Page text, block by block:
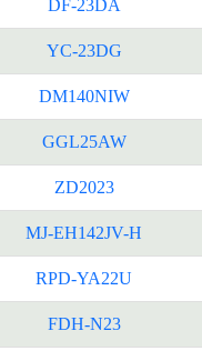
DF-23DA
YC-23DG
DM140NIW
GGL25AW
ZD2023
MJ-EH142JV-H
RPD-YA22U
FDH-N23